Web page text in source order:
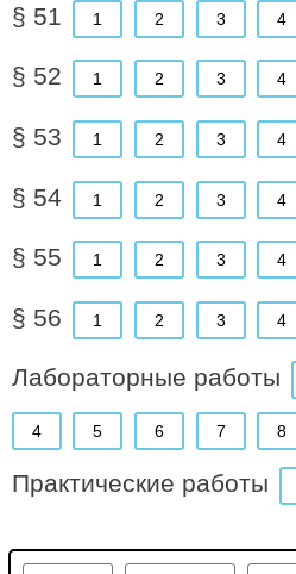
§ 51 1 2 3 4
§ 52 1 2 3 4
§ 53 1 2 3 4
§ 54 1 2 3 4
§ 55 1 2 3 4
§ 56 1 2 3 4
Лабораторные работы
4 5 6 7 8
Практические работы